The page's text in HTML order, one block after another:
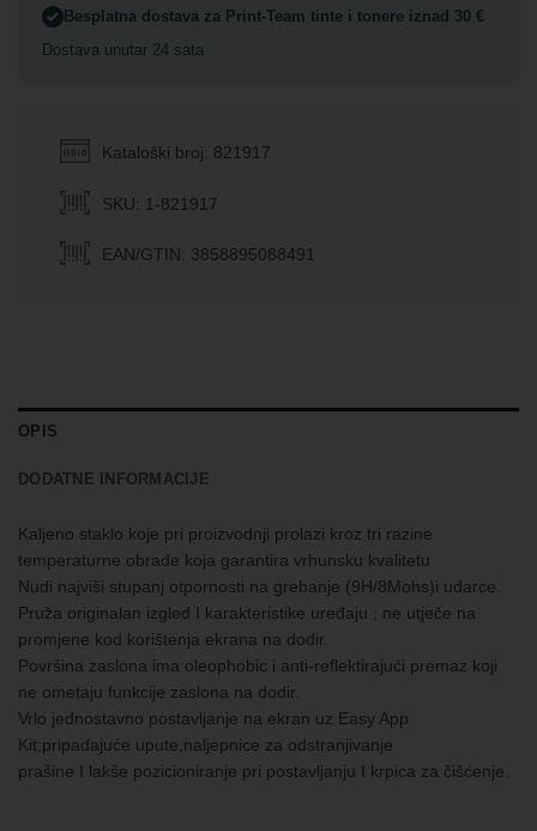
Besplatna dostava za Print-Team tinte i tonere iznad 30 €
Dostava unutar 24 sata
Kataloški broj: 821917
SKU: 1-821917
EAN/GTIN: 3858895088491
OPIS
DODATNE INFORMACIJE
Kaljeno staklo koje pri proizvodnji prolazi kroz tri razine
temperaturne obrade koja garantira vrhunsku kvalitetu
Nudi najviši stupanj otpornosti na grebanje (9H/8Mohs)i udarce.
Pruža originalan izgled I karakteristike uređaju ; ne utječe na
promjene kod korištenja ekrana na dodir.
Površina zaslona ima oleophobic i anti-reflektirajući premaz koji
ne ometaju funkcije zaslona na dodir.
Vrlo jednostavno postavljanje na ekran uz Easy App
Kit;pripadajuće upute,naljepnice za odstranjivanje
prašine I lakše pozicioniranje pri postavljanju I krpica za čišćenje.